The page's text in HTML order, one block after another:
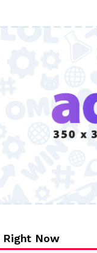
Right Now